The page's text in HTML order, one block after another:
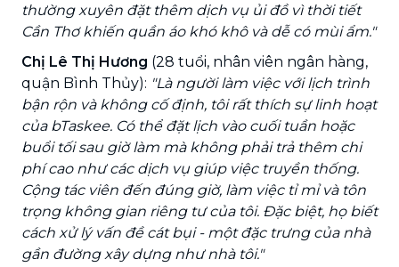
thường xuyên đặt thêm dịch vụ ủi đồ vì thời tiết
Cần Thơ khiến quần áo khó khô và dễ có mùi ẩm."
Chị Lê Thị Hương (28 tuổi, nhân viên ngân hàng,
quận Bình Thủy): "Là người làm việc với lịch trình
bận rộn và không cố định, tôi rất thích sự linh hoạt
của bTaskee. Có thể đặt lịch vào cuối tuần hoặc
buổi tối sau giờ làm mà không phải trả thêm chi
phí cao như các dịch vụ giúp việc truyền thống.
Cộng tác viên đến đúng giờ, làm việc tỉ mỉ và tôn
trọng không gian riêng tư của tôi. Đặc biệt, họ biết
cách xử lý vấn đề cát bụi - một đặc trưng của nhà
gần đường xây dựng như nhà tôi."